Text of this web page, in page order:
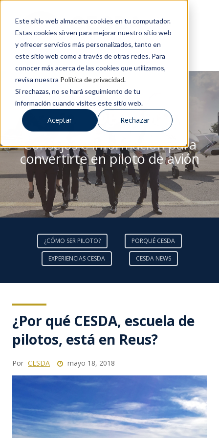
Este sitio web almacena cookies en tu computador.
Estas cookies sirven para mejorar nuestro sitio web
y ofrecer servicios más personalizados, tanto en
este sitio web como a través de otras redes. Para
conocer más acerca de las cookies que utilizamos,
revisa nuestra Política de privacidad.
Si rechazas, no se hará seguimiento de tu
información cuando visites este sitio web.
Aceptar Rechazar
BLOG DE CESDA
Consejos e información para
convertirte en piloto de avión
¿CÓMO SER PILOTO? PORQUÉ CESDA
EXPERIENCIAS CESDA CESDA NEWS
¿Por qué CESDA, escuela de
pilotos, está en Reus?
Por CESDA mayo 18, 2018